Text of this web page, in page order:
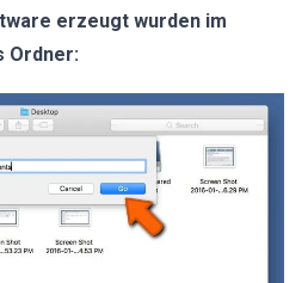
erzeugt wurden im
Ordner: